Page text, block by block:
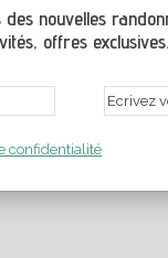
nouvelles
offres
confidentialité